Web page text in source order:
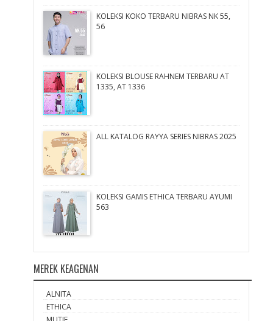
KOLEKSI KOKO TERBARU NIBRAS NK 55,
56
KOLEKSI BLOUSE RAHNEM TERBARU AT
1335, AT 1336
ALL KATALOG RAYYA SERIES NIBRAS 2025
KOLEKSI GAMIS ETHICA TERBARU AYUMI
563
MEREK KEAGENAN
ALNITA
ETHICA